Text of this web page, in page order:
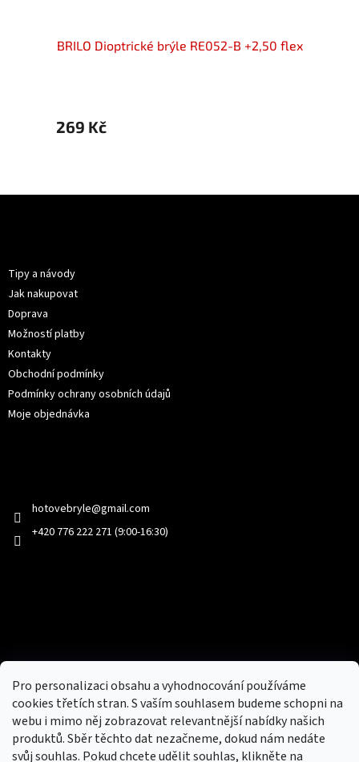
Pro personalizaci obsahu a vyhodnocování používáme
cookies třetích stran. S vaším souhlasem budeme schopni na
webu i mimo něj zobrazovat relevantnější nabídky našich
produktů. Sběr těchto dat nezačneme, dokud nám nedáte
svůj souhlas. Pokud chcete udělit souhlas, klikněte na
BRILO Dioptrické brýle RE052-B +2,50 flex
269 Kč
Tipy a návody
Jak nakupovat
Doprava
Možností platby
Kontakty
Obchodní podmínky
Podmínky ochrany osobních údajů
Moje objednávka
hotovebryle@gmail.com
+420 776 222 271 (9:00-16:30)